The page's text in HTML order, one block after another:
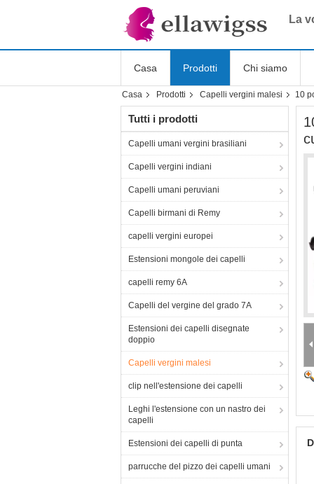
La
Casa Prodotti Chi siamo
Casa Prodotti Capelli vergini malesi 10
Tutti i prodotti
Capelli umani vergini brasiliani
Capelli vergini indiani
Capelli umani peruviani
Capelli birmani di Remy
capelli vergini europei
Estensioni mongole dei capelli
capelli remy 6A
Capelli del vergine del grado 7A
Estensioni dei capelli disegnate
doppio
Capelli vergini malesi
clip nell'estensione dei capelli
Leghi l'estensione con un nastro dei
capelli
Estensioni dei capelli di punta
parrucche del pizzo dei capelli umani